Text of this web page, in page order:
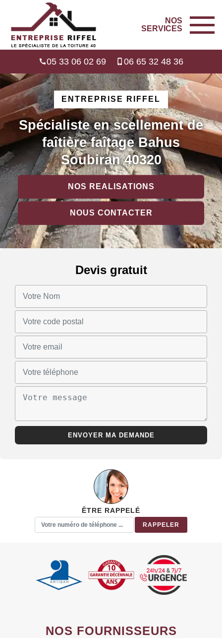
NOS
SERVICES
05 33 06 02 69 06 65 32 48 36
ENTREPRISE RIFFEL
Spécialiste en scellement de
faîtière faîtage Bahus
Soubiran 40320
NOS REALISATIONS
NOUS CONTACTER
Devis gratuit
ÊTRE RAPPELÉ
NOS FOURNISSEURS